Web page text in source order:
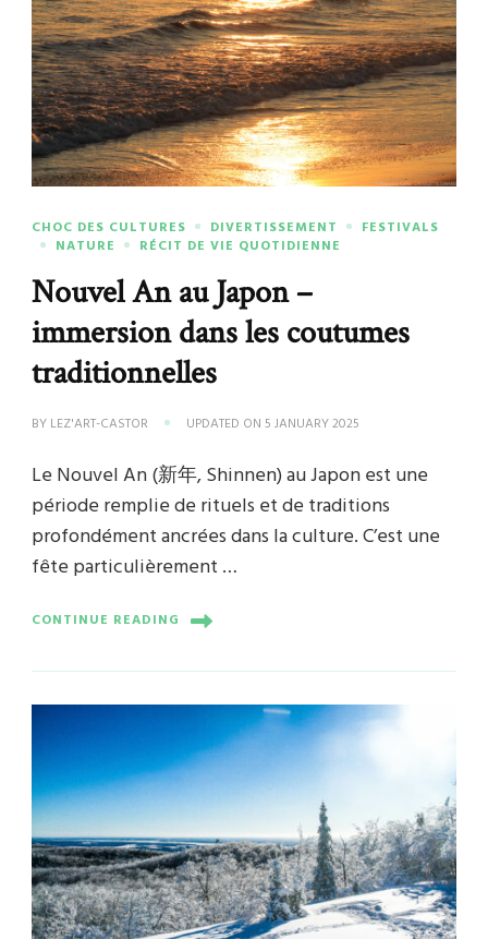
CHOC DES CULTURES DIVERTISSEMENT
FESTIVALS
NATURE
RÉCIT DE VIE QUOTIDIENNE
Nouvel An au Japon –
immersion dans les coutumes
traditionnelles
BY LEZ'ART-CASTOR UPDATED ON 5 JANUARY 2025
Le Nouvel An (新年, Shinnen) au Japon est une
période remplie de rituels et de traditions
profondément ancrées dans la culture. C’est une
fête particulièrement …
CONTINUE READING